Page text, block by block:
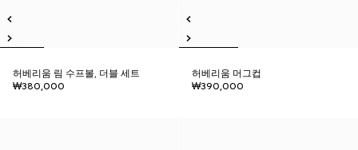
허베리움 림 수프볼, 더블 세트
₩380,000
허베리움 머그컵
₩390,000